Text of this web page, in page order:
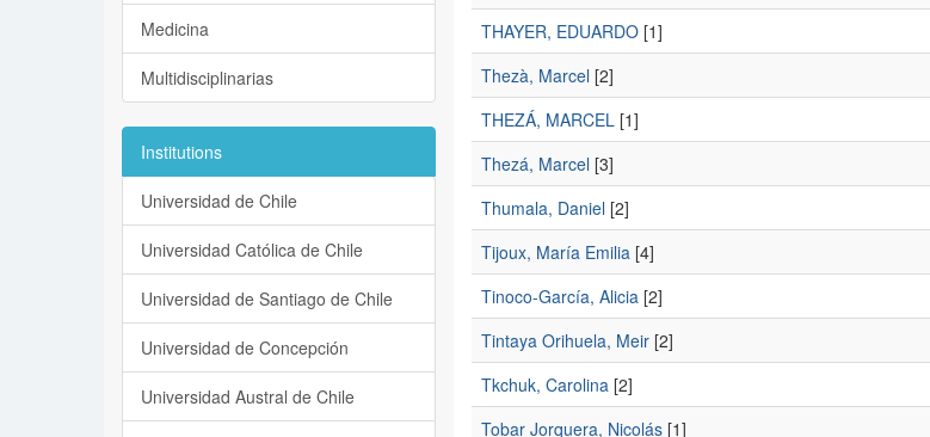
THAYER, EDUARDO[1]
Thezà, Marcel[2]
THEZÁ, MARCEL[1]
Thezá, Marcel[3]
Thumala, Daniel[2]
Tijoux, María Emilia[4]
Tinoco-García, Alicia[2]
Tintaya Orihuela, Meir[2]
Tkchuk, Carolina[2]
Tobar Jorquera, Nicolás[1]
Medicina
Multidisciplinarias
Institutions
Universidad de Chile
Universidad Católica de Chile
Universidad de Santiago de Chile
Universidad de Concepción
Universidad Austral de Chile